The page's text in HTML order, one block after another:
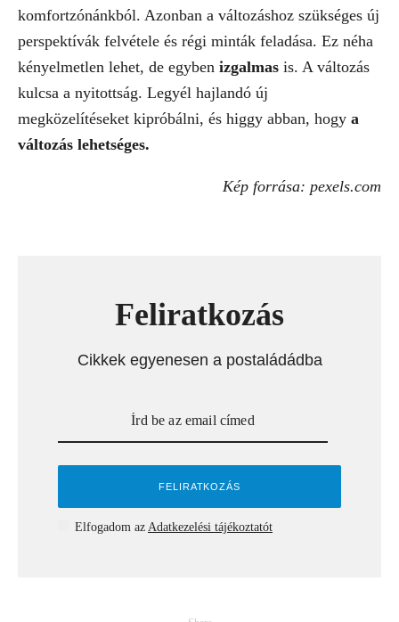
komfortzónánkból. Azonban a változáshoz szükséges új
perspektívák felvétele és régi minták feladása. Ez néha
kényelmetlen lehet, de egyben izgalmas is. A változás
kulcsa a nyitottság. Legyél hajlandó új
megközelítéseket kipróbálni, és higgy abban, hogy a
változás lehetséges.
Kép forrása: pexels.com
Feliratkozás
Cikkek egyenesen a postaládádba
Elfogadom az Adatkezelési tájékoztatót